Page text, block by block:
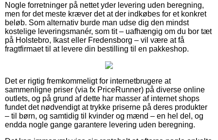
Nogle forretninger på nettet yder levering uden beregning,
men for det meste kræver det at der indkøbes for et konkret
beløb. Som alternativ burde man udse dig den mindst
kostelige leveringsmanér, som tit – uafhængig om du bor tæt
på Holstebro, Ikast eller Fredensborg – vil være at få
fragtfirmaet til at levere din bestilling til en pakkeshop.
Det er rigtig fremkommeligt for internetbrugere at
sammenligne priser (via fx PriceRunner) på diverse online
outlets, og på grund af dette har masser af internet shops
fundet det nødvendigt at trykke priserne på deres produkter
– til børn, og samtidig til kvinder og mænd – en hel del, og
endda nogle gange garantere levering uden beregning.